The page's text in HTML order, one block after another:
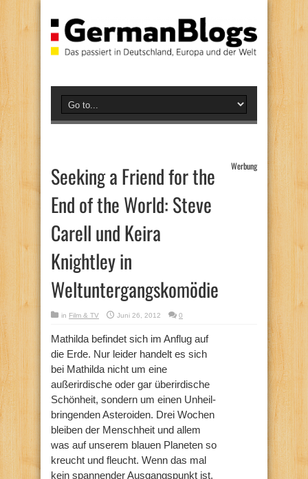
Seeking a Friend for the
End of the World: Steve
Carell und Keira
Knightley in
Weltuntergangskomödie
Werbung
in Film & TV Juni 26, 2012 0
Mathilda befindet sich im Anflug auf
die Erde. Nur leider handelt es sich
bei Mathilda nicht um eine
außerirdische oder gar überirdische
Schönheit, sondern um einen Unheil-
bringenden Asteroiden. Drei Wochen
bleiben der Menschheit und allem
was auf unserem blauen Planeten so
kreucht und fleucht. Wenn das mal
kein spannender Ausgangspunkt ist.